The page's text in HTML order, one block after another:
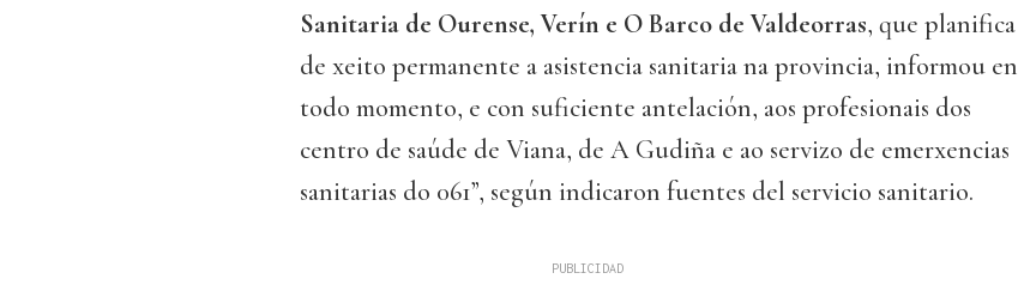
Sanitaria de Ourense, Verín e O Barco de Valdeorras, que planifica
de xeito permanente a asistencia sanitaria na provincia, informou en
todo momento, e con suficiente antelación, aos profesionais dos
centro de saúde de Viana, de A Gudiña e ao servizo de emerxencias
sanitarias do 061”, según indicaron fuentes del servicio sanitario.